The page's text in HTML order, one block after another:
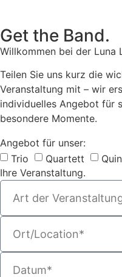
Get the Band.
Willkommen bei der Luna
Teilen Sie uns kurz die
Veranstaltung mit – wir
individuelles Angebot für
besondere Momente.
Angebot für unser:
Trio
Quartett
Ihre Veranstaltung.